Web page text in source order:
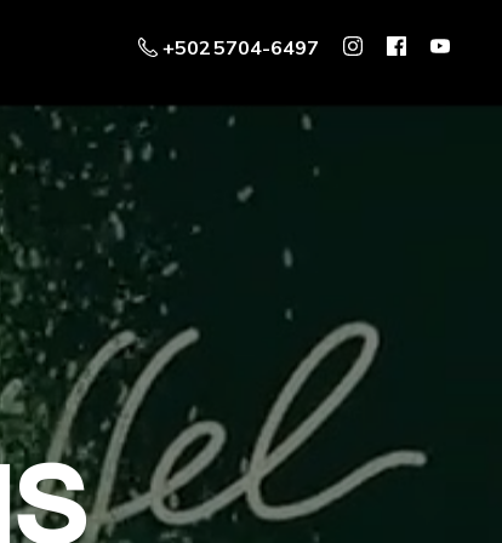
+502 5704-6497